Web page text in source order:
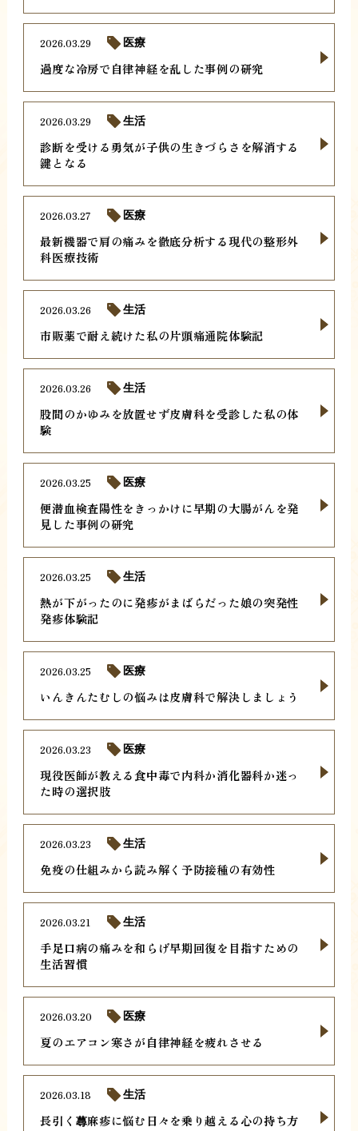
過度な冷房で自律神経を乱した事例の研究
2026.03.29 医療
診断を受ける勇気が子供の生きづらさを解消する
鍵となる
2026.03.29 生活
最新機器で肩の痛みを徹底分析する現代の整形外
科医療技術
2026.03.27 医療
市販薬で耐え続けた私の片頭痛通院体験記
2026.03.26 生活
股間のかゆみを放置せず皮膚科を受診した私の体
験
2026.03.26 生活
便潜血検査陽性をきっかけに早期の大腸がんを発
見した事例の研究
2026.03.25 医療
熱が下がったのに発疹がまばらだった娘の突発性
発疹体験記
2026.03.25 生活
いんきんたむしの悩みは皮膚科で解決しましょう
2026.03.25 医療
現役医師が教える食中毒で内科か消化器科か迷っ
た時の選択肢
2026.03.23 医療
免疫の仕組みから読み解く予防接種の有効性
2026.03.23 生活
手足口病の痛みを和らげ早期回復を目指すための
生活習慣
2026.03.21 生活
夏のエアコン寒さが自律神経を疲れさせる
2026.03.20 医療
長引く蕁麻疹に悩む日々を乗り越える心の持ち方
2026.03.18 生活